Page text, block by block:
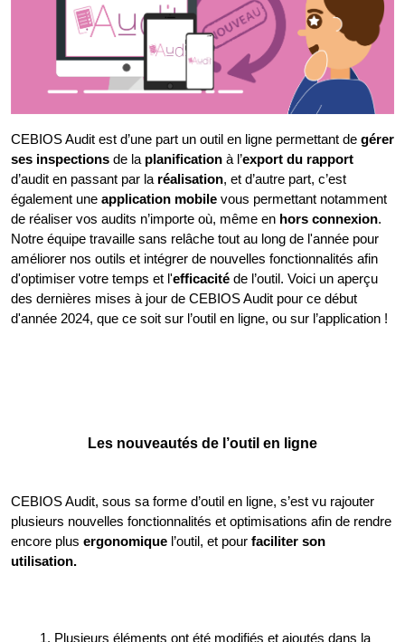
CEBIOS Audit est d’une part un outil en ligne permettant de gérer
ses inspections de la planification à l’
d’audit en passant par la réalisation, et d’autre part, c’est
également une application mobile vous permettant notamment
de réaliser vos audits n’importe où, même en hors connexion.
Notre équipe travaille sans relâche tout au long de l'année pour
améliorer nos outils et intégrer de nouvelles fonctionnalités afin
d'optimiser votre temps et l'efficacité de l’outil. Voici un aperçu
des dernières mises à jour de CEBIOS Audit pour ce début
d'année 2024, que ce soit sur l’outil en ligne, ou sur l’application !
Les nouveautés de l’outil en ligne
CEBIOS Audit, sous sa forme d’outil en ligne, s’est vu rajouter
plusieurs nouvelles fonctionnalités et optimisations afin de rendre
encore plus ergonomique l’outil, et pour faciliter son
utilisation.
Plusieurs éléments ont été modifiés et ajoutés dans la